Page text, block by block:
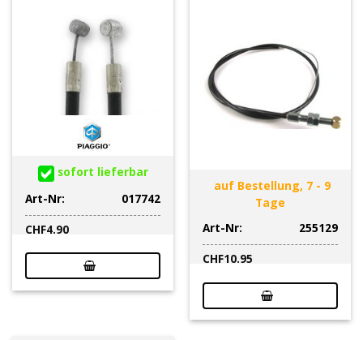
sofort lieferbar
Art-Nr:
017742
CHF4.90
auf Bestellung, 7 - 9
Tage
Art-Nr:
255129
CHF10.95